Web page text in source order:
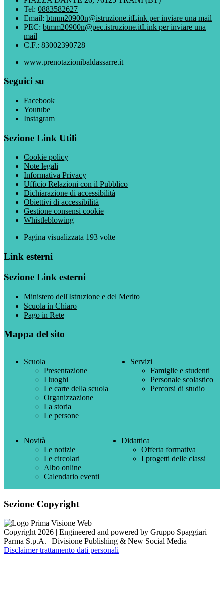
Tel: 0883582627
Email: btmm20900n@istruzione.itLink per inviare una mail
PEC: btmm20900n@pec.istruzione.itLink per inviare una
mail
C.F.: 83002390728
www.prenotazionibaldassarre.it
Seguici su
Facebook
Youtube
Instagram
Sezione Link Utili
Cookie policy
Note legali
Informativa Privacy
Ufficio Relazioni con il Pubblico
Dichiarazione di accessibilità
Obiettivi di accessibilità
Gestione consensi cookie
Whistleblowing
Pagina visualizzata 193 volte
Link esterni
Sezione Link esterni
Ministero dell'Istruzione e del Merito
Scuola in Chiaro
Pago in Rete
Mappa del sito
Scuola
Presentazione
I luoghi
Le carte della scuola
Organizzazione
La storia
Le persone
Servizi
Famiglie e studenti
Personale scolastico
Percorsi di studio
Novità
Le notizie
Le circolari
Albo online
Calendario eventi
Didattica
Offerta formativa
I progetti delle classi
Sezione Copyright
Copyright 2026 | Engineered and powered by Gruppo Spaggiari
Parma S.p.A. | Divisione Publishing & New Social Media
Disclaimer trattamento dati personali